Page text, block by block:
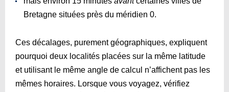
Bretagne situées près du méridien 0.
Ces décalages, purement géographiques, expliquent
pourquoi deux localités placées sur la même latitude
et utilisant le même angle de calcul n’affichent pas les
mêmes horaires. Lorsque vous voyagez, vérifiez